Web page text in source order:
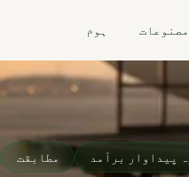
ہوم مصنوعات
پیداوار برآمد مطابقت